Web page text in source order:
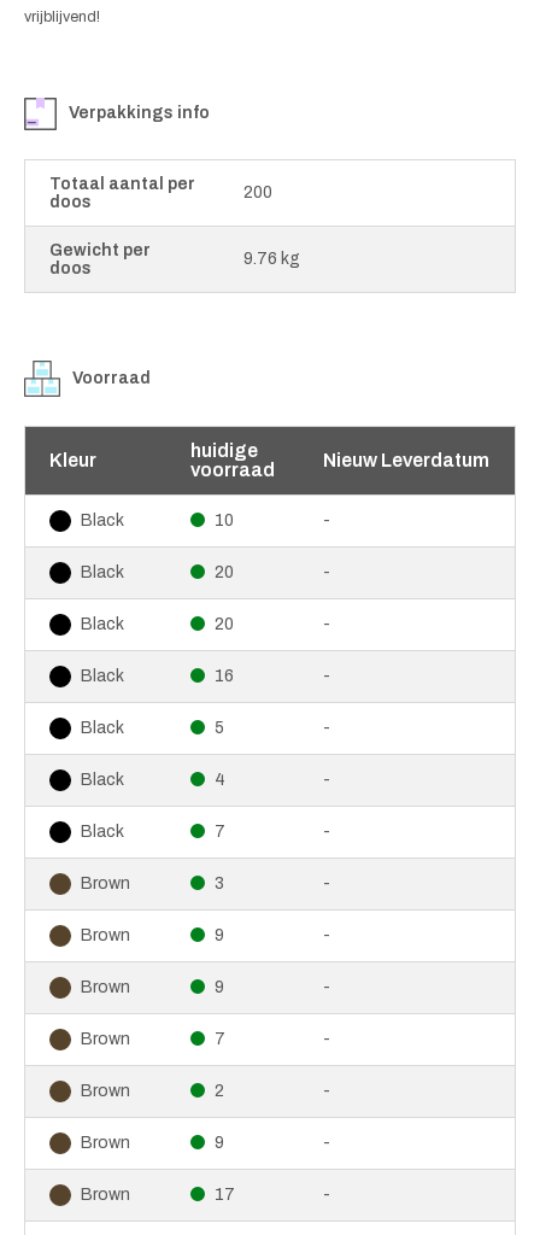
vrijblijvend!
Verpakkings info
Totaal aantal per
doos
200
Gewicht per
doos
9.76 kg
Voorraad
Kleur
huidige
voorraad
Nieuw Leverdatum
Black 10 -
Black 20 -
Black 20 -
Black 16 -
Black 5 -
Black 4 -
Black 7 -
Brown 3 -
Brown 9 -
Brown 9 -
Brown 7 -
Brown 2 -
Brown 9 -
Brown 17 -